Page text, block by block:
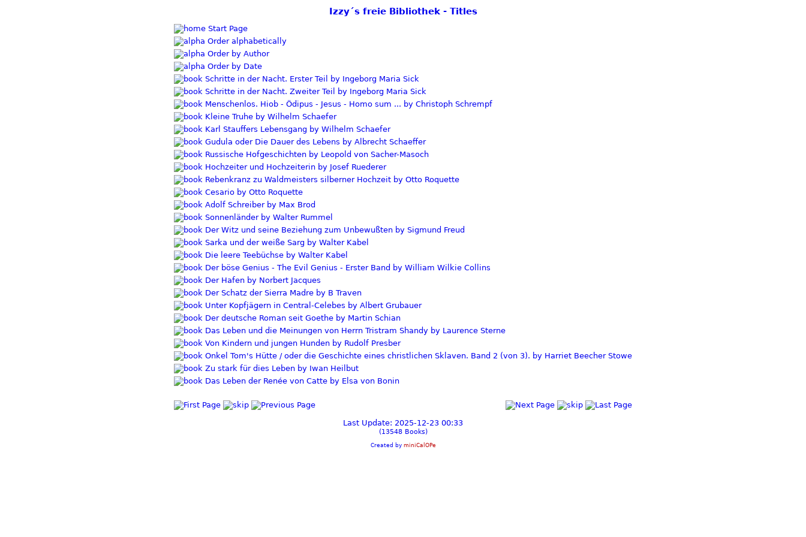
Izzy´s freie Bibliothek - Titles
Start Page
Order alphabetically
Order by Author
Order by Date
Schritte in der Nacht. Erster Teil by Ingeborg Maria Sick
Schritte in der Nacht. Zweiter Teil by Ingeborg Maria Sick
Menschenlos. Hiob - Ödipus - Jesus - Homo sum ... by Christoph Schrempf
Kleine Truhe by Wilhelm Schaefer
Karl Stauffers Lebensgang by Wilhelm Schaefer
Gudula oder Die Dauer des Lebens by Albrecht Schaeffer
Russische Hofgeschichten by Leopold von Sacher-Masoch
Hochzeiter und Hochzeiterin by Josef Ruederer
Rebenkranz zu Waldmeisters silberner Hochzeit by Otto Roquette
Cesario by Otto Roquette
Adolf Schreiber by Max Brod
Sonnenländer by Walter Rummel
Der Witz und seine Beziehung zum Unbewußten by Sigmund Freud
Sarka und der weiße Sarg by Walter Kabel
Die leere Teebüchse by Walter Kabel
Der böse Genius - The Evil Genius - Erster Band by William Wilkie Collins
Der Hafen by Norbert Jacques
Der Schatz der Sierra Madre by B Traven
Unter Kopfjägern in Central-Celebes by Albert Grubauer
Der deutsche Roman seit Goethe by Martin Schian
Das Leben und die Meinungen von Herrn Tristram Shandy by Laurence Sterne
Von Kindern und jungen Hunden by Rudolf Presber
Onkel Tom's Hütte / oder die Geschichte eines christlichen Sklaven. Band 2 (von 3). by Harriet Beecher Stowe
Zu stark für dies Leben by Iwan Heilbut
Das Leben der Renée von Catte by Elsa von Bonin
Last Update: 2025-12-23 00:33
(13548 Books)
Created by miniCalOPe